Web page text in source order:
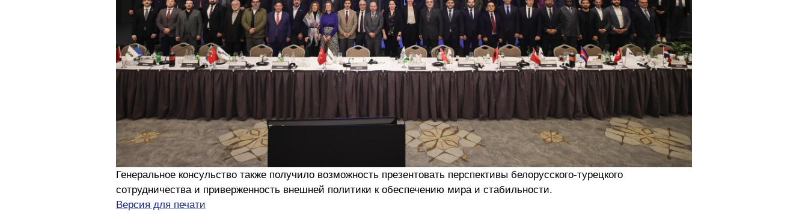
Генеральное консульство также получило возможность презентовать перспективы белорусского-турецкого
сотрудничества и приверженность внешней политики к обеспечению мира и стабильности.
Версия для печати